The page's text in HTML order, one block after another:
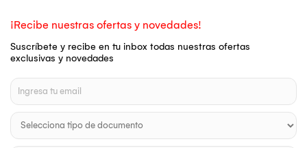
¡Recibe nuestras ofertas y novedades!
Suscríbete y recibe en tu inbox todas nuestras ofertas
exclusivas y novedades